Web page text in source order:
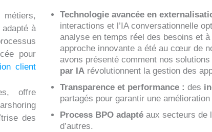
à
pour
client
offre
des
Technologie avancée en
interactions et l’IA conversationnelle
analyse en temps réel des besoins et
approche innovante a été au cœur de
avons présenté comment nos solutions
par IArévolutionnent la gestion des
Transparence et performance : des
partagés pour garantir une
Process BPO adaptéaux secteurs de
d’autres.